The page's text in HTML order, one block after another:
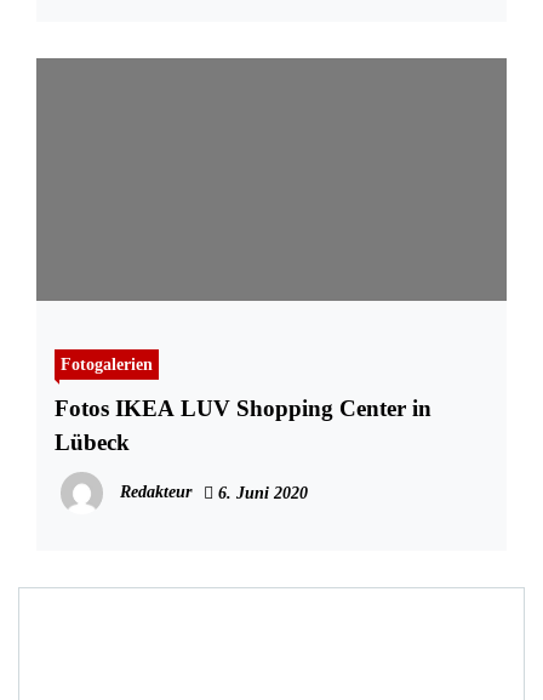
Fotogalerien
Fotos IKEA LUV Shopping Center in
Lübeck
Redakteur 6. Juni 2020